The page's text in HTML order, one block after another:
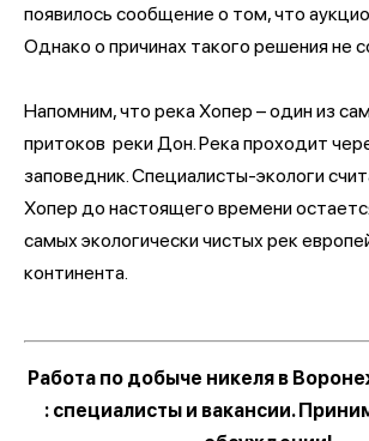
появилось сообщение о том, что
Однако о причинах такого решения не
Напомним, что река Хопер – один из
притоков реки Дон. Река проходит
заповедник. Специалисты-экологи
Хопер до настоящего времени
самых экологически чистых рек
континента.
Работа по добыче никеля в
: специалисты и вакансии.